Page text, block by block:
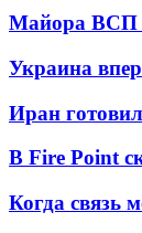
Майора ВСП
Украина
Иран
В Fire Point
Когда связь